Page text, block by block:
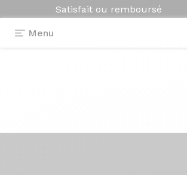
Satisfait ou remboursé
Menu